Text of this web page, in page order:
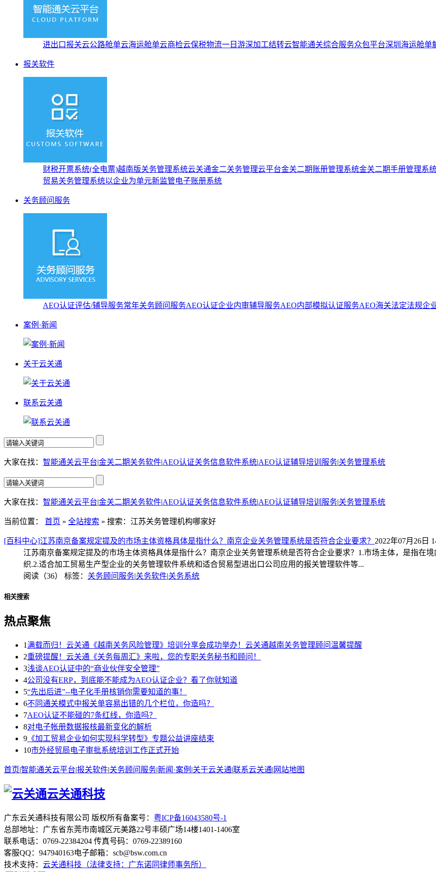
进出口报关云公路舱单云海运舱单云商检云保税物流一日游深加工结转云智能通关综合服务众包平台深圳海运舱单
报关软件
财税开票系统(全电票)越南版关务管理系统云关通金二关务管理云平台金关二期账册管理系统金关二期手册管理系
贸易关务管理系统以企业为单元新监管电子账册系统
关务顾问服务
AEO认证评估/辅导服务常年关务顾问服务AEO认证企业内审辅导服务AEO内部模拟认证服务AEO海关法定法规企
案例·新闻
关于云关通
联系云关通
大家在找： 智能通关云平台|金关二期关务软件|AEO认证关务信息软件系统|AEO认证辅导培训服务|关务管理系统
大家在找： 智能通关云平台|金关二期关务软件|AEO认证关务信息软件系统|AEO认证辅导培训服务|关务管理系统
当前位置： 首页 » 全站搜索 » 搜索：江苏关务管理机构哪家好
[百科中心]江苏南京备案规定提及的市场主体资格具体是指什么？南京企业关务管理系统是否符合企业要求？ 2022年07月26日
江苏南京备案规定提及的市场主体资格具体是指什么？南京企业关务管理系统是否符合企业要求？1.市场主体，是指在
织.2.适合加工贸易生产型企业的关务管理软件系统和适合贸易型进出口公司应用的报关管理软件等...
阅读（36） 标签： 关务顾问服务|关务软件|关务系统
相关搜索
热点聚焦
1 满载而归！云关通《越南关务风险管理》培训分享会成功举办！云关通越南关务管理顾问温馨提醒
2重磅提醒！云关通《关务每周汇》来啦，您的专职关务秘书和顾问！
3浅谈AEO认证中的“商业伙伴安全管理”
4公司没有ERP，到底能不能成为AEO认证企业？看了你就知道
5“先出后进”--电子化手册核销你需要知道的事！
6不同通关模式中报关单容易出错的几个栏位，你造吗？
7AEO认证不能碰的7条红线，你造吗？
8对电子帐册数据报核最新变化的解析
9 《加工贸易企业如何实现科学转型》专题公益讲座结束
10市外经贸局电子审批系统培训工作正式开始
首页|智能通关云平台|报关软件|关务顾问服务|新闻·案例 |关于云关通|联系云关通| 网站地图
云关通科技
广东云关通科技有限公司 版权所有备案号： 粤ICP备16043580号-1
总部地址：广东省东莞市南城区元美路22号丰硕广场14楼1401-1406室
联系电话：0769-22384204 传真号码：0769-22389160
客服QQ：947940163电子邮箱：scb@bsw.com.cn
技术支持： 云关通科技（法律支持：广东诺同律师事务所）